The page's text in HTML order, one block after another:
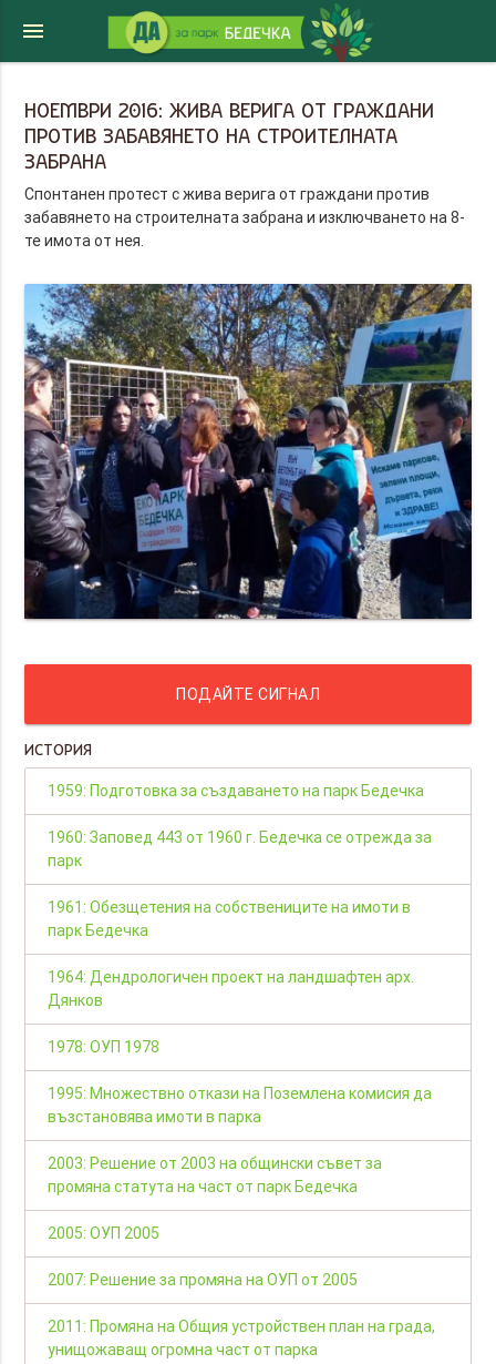
menu
НОЕМВРИ 2016: ЖИВА ВЕРИГА ОТ ГРАЖДАНИ
ПРОТИВ ЗАБАВЯНЕТО НА СТРОИТЕЛНАТА
ЗАБРАНА
Спонтанен протест с жива верига от граждани против
забавянето на строителната забрана и изключването на 8-
те имота от нея.
ПОДАЙТЕ СИГНАЛ
ИСТОРИЯ
1959: Подготовка за създаването на парк Бедечка
1960: Заповед 443 от 1960 г. Бедечка се отрежда за
парк
1961: Обезщетения на собствениците на имоти в
парк Бедечка
1964: Дендрологичен проект на ландшафтен арх.
Дянков
1978: ОУП 1978
1995: Множествно откази на Поземлена комисия да
възстановява имоти в парка
2003: Решение от 2003 на общински съвет за
промяна статута на част от парк Бедечка
2005: ОУП 2005
2007: Решение за промяна на ОУП от 2005
2011: Промяна на Общия устройствен план на града,
унищожаващ огромна част от парка